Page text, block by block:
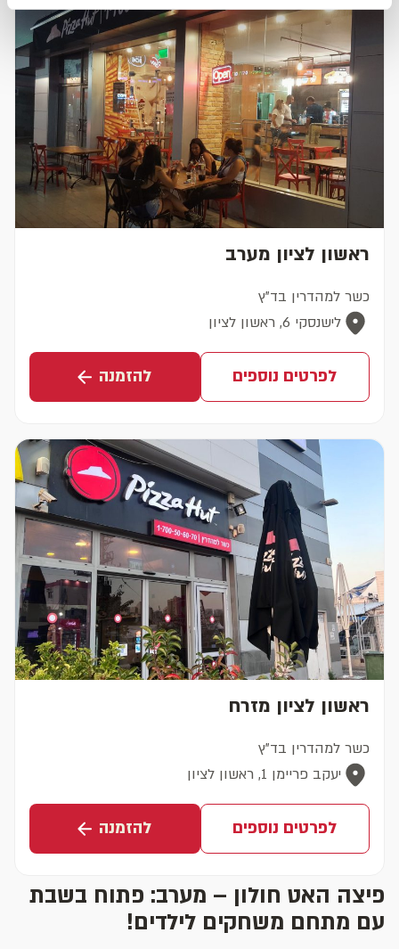
ראשון לציון מערב
כשר למהדרין בד"ץ
לישנסקי 6, ראשון לציון
לפרטים נוספים להזמנה
ראשון לציון מזרח
כשר למהדרין בד"ץ
יעקב פריימן 1, ראשון לציון
לפרטים נוספים להזמנה
פיצה האט חולון – מערב: פתוח בשבת
עם מתחם משחקים לילדים!